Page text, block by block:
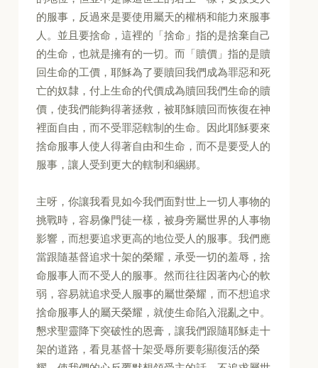
的服事，反過來是要使用屬天的權柄和能力來服事
人。並且要捨命，這裡的「捨命」指的是捨棄自己
的生命，也就是擁有的一切。而「贖價」指的是贖
回生命的工價，耶穌為了要贖回我們成為罪惡和死
亡的奴隸，付上生命的代價成為贖回我們生命的贖
價，使我們能夠得著拯救，被耶穌贖回而恢復在神
裡面自由，而不受罪惡轄制的生命。因此耶穌要來
捨命服事人使人得著自由和生命，而不是要受人的
服事，讓人受到更大的轄制和綑綁。
主呀，你讓我看見如今我們面對世上一切人事物的
挑戰時，容易像門徒一樣，被身旁屬世界的人事物
影響，而想要追求更高的地位受人的服事。我們應
當跟隨基督追求十架的榮耀，承受一切的羞辱，捨
命服事人而不受人的服事。然而往往因著內心的軟
弱，容易就追求受人服事的屬世榮耀，而不想追求
捨命服事人的屬天榮耀，就使生命陷入混亂之中。
懇求聖靈降下突破性的恩膏，讓我們跟隨耶穌走十
架的道路，看見基督十架受辱所要彰顯復活的榮